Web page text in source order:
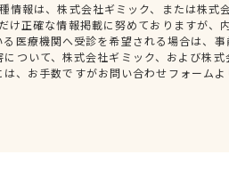
情報は、株式会社ギミック、または株
け正確な情報掲載に努めておりますが、
る医療機関へ受診を希望される場合は、
ついて、株式会社ギミック、および株
、お手数ですがお問い合わせフォーム